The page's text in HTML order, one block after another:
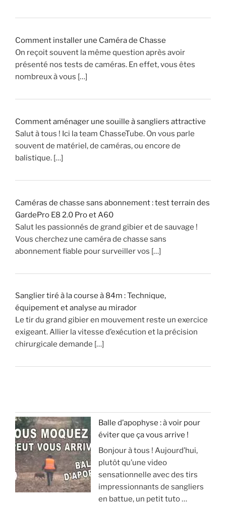
Comment installer une Caméra de Chasse
On reçoit souvent la même question après avoir
présenté nos tests de caméras. En effet, vous êtes
nombreux à vous […]
Comment aménager une souille à sangliers attractive
Salut à tous ! Ici la team ChasseTube. On vous parle
souvent de matériel, de caméras, ou encore de
balistique. […]
Caméras de chasse sans abonnement : test terrain des
GardePro E8 2.0 Pro et A60
Salut les passionnés de grand gibier et de sauvage !
Vous cherchez une caméra de chasse sans
abonnement fiable pour surveiller vos […]
Sanglier tiré à la course à 84m : Technique,
équipement et analyse au mirador
Le tir du grand gibier en mouvement reste un exercice
exigeant. Allier la vitesse d’exécution et la précision
chirurgicale demande […]
Balle d’apophyse : à voir pour
éviter que ça vous arrive !
Bonjour à tous ! Aujourd’hui,
plutôt qu’une video
sensationnelle avec des tirs
impressionnants de sangliers
en battue, un petit tuto …